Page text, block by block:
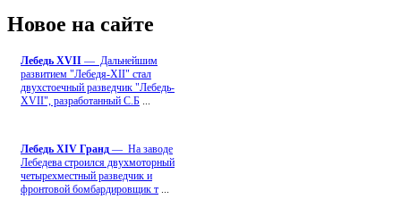
Новое на сайте
Лебедь ХVII — Дальнейшим
развитием "Лебедя-ХII" стал
двухстоечный разведчик "Лебедь-
XVII", разработанный С.Б
Лебедь ХIV Гранд — На заводе
Лебедева строился двухмоторный
четырехместный разведчик и
фронтовой бомбардировщик т